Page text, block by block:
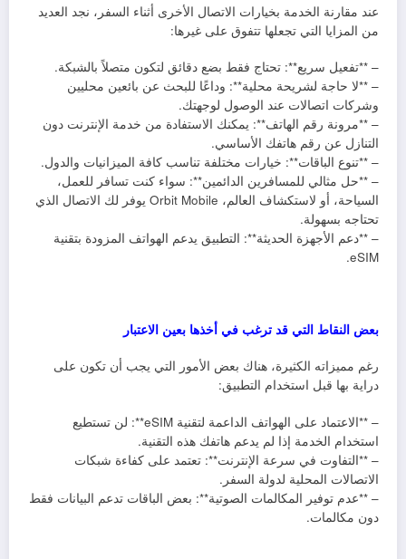
عند مقارنة الخدمة بخيارات الاتصال الأخرى أثناء السفر، نجد العديد
من المزايا التي تجعلها تتفوق على غيرها:
– **تفعيل سريع**: تحتاج فقط بضع دقائق لتكون متصلاً بالشبكة.
– **لا حاجة لشريحة محلية**: وداعًا للبحث عن بائعين محليين
وشركات اتصالات عند الوصول لوجهتك.
– **مرونة رقم الهاتف**: يمكنك الاستفادة من خدمة الإنترنت دون
التنازل عن رقم هاتفك الأساسي.
– **تنوع الباقات**: خيارات مختلفة تناسب كافة الميزانيات والدول.
– **حل مثالي للمسافرين الدائمين**: سواء كنت تسافر للعمل،
السياحة، أو لاستكشاف العالم، Orbit Mobile يوفر لك الاتصال الذي
تحتاجه بسهولة.
– **دعم الأجهزة الحديثة**: التطبيق يدعم الهواتف المزودة بتقنية
eSIM.
بعض النقاط التي قد ترغب في أخذها بعين الاعتبار
رغم مميزاته الكثيرة، هناك بعض الأمور التي يجب أن تكون على
دراية بها قبل استخدام التطبيق:
– **الاعتماد على الهواتف الداعمة لتقنية eSIM**: لن تستطيع
استخدام الخدمة إذا لم يدعم هاتفك هذه التقنية.
– **التفاوت في سرعة الإنترنت**: تعتمد على كفاءة شبكات
الاتصالات المحلية لدولة السفر.
– **عدم توفير المكالمات الصوتية**: بعض الباقات تدعم البيانات فقط
دون مكالمات.